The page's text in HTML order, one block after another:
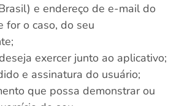
e endereço de e-mail do
for o caso, do seu
exercer junto ao aplicativo;
e assinatura do usuário;
que possa demonstrar ou